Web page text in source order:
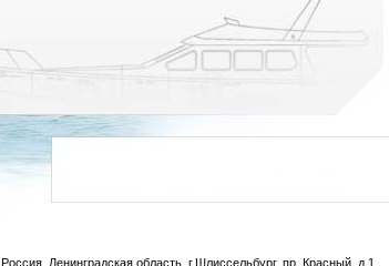
Россия, Ленинградская область, г.Шлиссельбург, пр. Красный, д.1